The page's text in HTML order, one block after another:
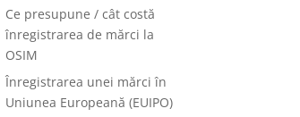
Ce presupune / cât costă
înregistrarea de mărci la
OSIM
Înregistrarea unei mărci în
Uniunea Europeană (EUIPO)